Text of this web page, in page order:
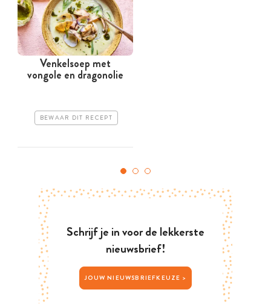
Venkelsoep met
vongole en dragonolie
BEWAAR DIT RECEPT
Schrijf je in voor de lekkerste
nieuwsbrief!
JOUW NIEUWSBRIEFKEUZE >